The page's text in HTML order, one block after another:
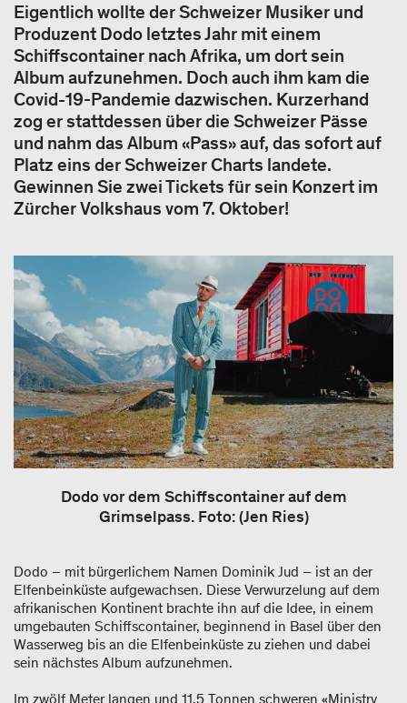
Eigentlich wollte der Schweizer Musiker und
Produzent Dodo letztes Jahr mit einem
Schiffscontainer nach Afrika, um dort sein
Album aufzunehmen. Doch auch ihm kam die
Covid-19-Pandemie dazwischen. Kurzerhand
zog er stattdessen über die Schweizer Pässe
und nahm das Album «Pass» auf, das sofort auf
Platz eins der Schweizer Charts landete.
Gewinnen Sie zwei Tickets für sein Konzert im
Zürcher Volkshaus vom 7. Oktober!
Dodo vor dem Schiffscontainer auf dem
Grimselpass. Foto: (Jen Ries)
Dodo – mit bürgerlichem Namen Dominik Jud – ist an der
Elfenbeinküste aufgewachsen. Diese Verwurzelung auf dem
afrikanischen Kontinent brachte ihn auf die Idee, in einem
umgebauten Schiffscontainer, beginnend in Basel über den
Wasserweg bis an die Elfenbeinküste zu ziehen und dabei
sein nächstes Album aufzunehmen.
Im zwölf Meter langen und 11,5 Tonnen schweren «Ministry